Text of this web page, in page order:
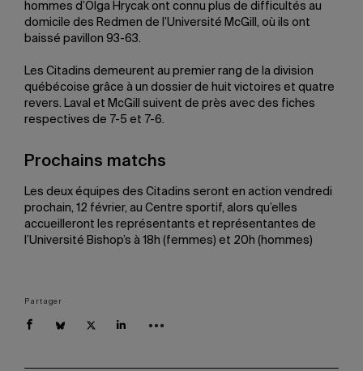
hommes d’Olga Hrycak ont connu plus de difficultés au
domicile des Redmen de l’Université McGill, où ils ont
baissé pavillon 93-63.
Les Citadins demeurent au premier rang de la division
québécoise grâce à un dossier de huit victoires et quatre
revers. Laval et McGill suivent de près avec des fiches
respectives de 7-5 et 7-6.
Prochains matchs
Les deux équipes des Citadins seront en action vendredi
prochain, 12 février, au Centre sportif, alors qu’elles
accueilleront les représentants et représentantes de
l’Université Bishop’s à 18h (femmes) et 20h (hommes)
Partager